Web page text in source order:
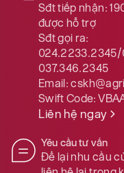
Sđt tiếp nhận:
được hỗ trợ
Sđt gọi ra:
037.346.2345
Email:
Swift Code:
Liên hệ ngay
Yêu cầu tư vấn
Để lại nhu cầu